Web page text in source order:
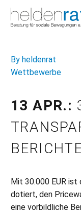
By heldenrat
Wettbewerbe
13 APR.:
Mit 30.000 EUR ist
dotiert, den
eine vorbildliche